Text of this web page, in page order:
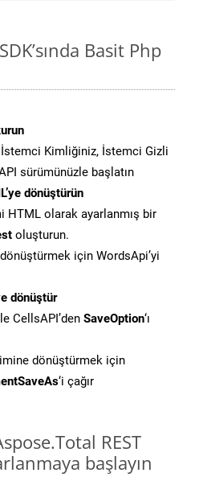
Basit Php
İstemci Kimliğiniz, İstemci Gizli
sürümünüzle başlatın
dönüştürün
HTML olarak ayarlanmış bir
oluşturun.
için WordsApi’yi
dönüştür
CellsAPI’den SaveOption‘ı
dönüştürmek için
‘i çağır
REST
başlayın